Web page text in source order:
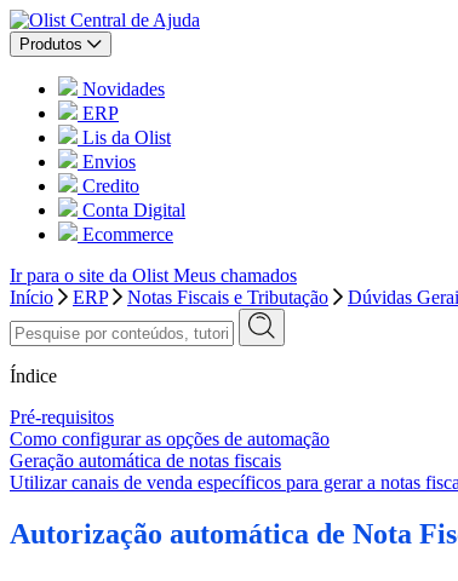
Central de Ajuda
Produtos
Novidades
ERP
Lis da Olist
Envios
Credito
Conta Digital
Ecommerce
Ir para o site da Olist Meus chamados
Início
ERP Notas Fiscais e Tributação Dúvidas
Índice
Pré-requisitos
Como configurar as opções de automação
Geração automática de notas fiscais
Utilizar canais de venda específicos para gerar a notas
Autorização automática de Nota